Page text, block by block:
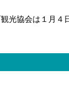
光協会は１月４